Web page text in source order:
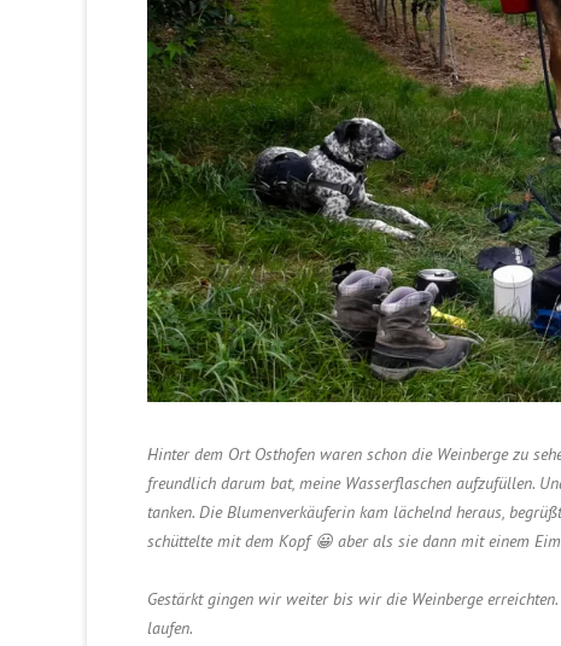
Hinter dem Ort Osthofen waren schon die Weinberge zu
freundlich darum bat, meine Wasserflaschen aufzufüllen.
tanken. Die Blumenverkäuferin kam lächelnd heraus,
schüttelte mit dem Kopf 😀 aber als sie dann mit einem
Gestärkt gingen wir weiter bis wir die Weinberge
laufen.